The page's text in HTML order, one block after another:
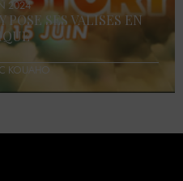
2024
POSE SES VALISES EN
KOUAHO